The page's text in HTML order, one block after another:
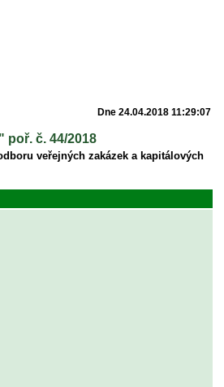
Dne 24.04.2018 11:29:07
poř. č. 44/2018
veřejných zakázek a kapitálových